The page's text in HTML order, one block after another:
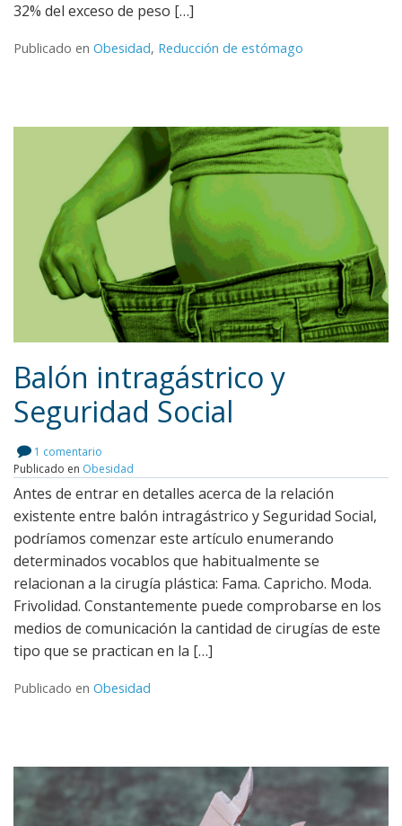
32% del exceso de peso […]
Publicado en Obesidad, Reducción de estómago
Balón intragástrico y
Seguridad Social
1 comentario
Publicado en Obesidad
Antes de entrar en detalles acerca de la relación
existente entre balón intragástrico y Seguridad Social,
podríamos comenzar este artículo enumerando
determinados vocablos que habitualmente se
relacionan a la cirugía plástica: Fama. Capricho. Moda.
Frivolidad. Constantemente puede comprobarse en los
medios de comunicación la cantidad de cirugías de este
tipo que se practican en la […]
Publicado en Obesidad